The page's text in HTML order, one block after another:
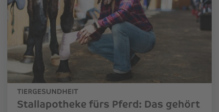
TIERGESUNDHEIT
Stallapotheke fürs Pferd: Das gehört